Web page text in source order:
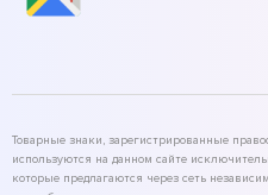
Товарные знаки, зарегистрированные
используются на данном сайте
которые предлагаются через сеть